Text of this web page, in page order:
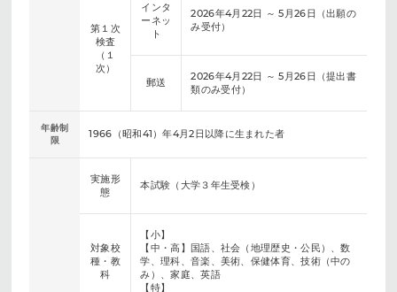
第１次
検査
（１
次）
インタ
ーネッ
ト
2026年4月22日 ～ 5月26日（出願の
み受付）
郵送
2026年4月22日 ～ 5月26日（提出書
類のみ受付）
年齢制
限
1966（昭和41）年4月2日以降に生まれた者
実施形
態
本試験（大学３年生受検）
対象校
種・教
科
【小】
【中・高】国語、社会（地理歴史・公民）、数
学、理科、音楽、美術、保健体育、技術（中の
み）、家庭、英語
【特】